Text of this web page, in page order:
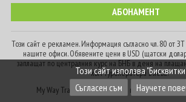
Този сайт е рекламен. Информация съгласно чл. 80 от
нашите офиси. Обявените цени в USD (щатски
заплащат по централния курс на БНБ в деня на
към туроператора в лева.
My Way Travel © 2016. Всички права запазени
Този сайт използва
Съгласен съм
Научете